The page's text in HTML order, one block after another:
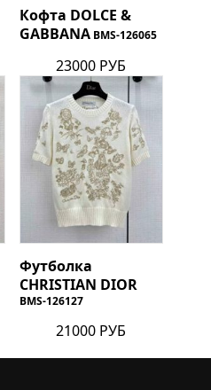
Кофта DOLCE &
GABBANA BMS-126065
23000 РУБ
Футболка
CHRISTIAN DIOR
BMS-126127
21000 РУБ